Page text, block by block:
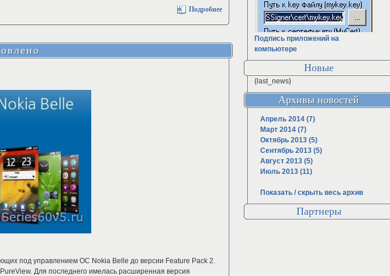
Подробнее
под управлением ОС Nokia Belle до версии Feature Pack 2.
Для последнего имелась расширенная версия
Подпись приложений на
компьютере
Новые
{last_news}
Архивы новостей
Апрель 2014 (7)
Март 2014 (7)
Октябрь 2013 (5)
Сентябрь 2013 (5)
Август 2013 (5)
Июль 2013 (11)
Показать / скрыть весь архив
Партнеры